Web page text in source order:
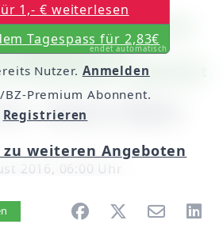
für den Sturz ist noch
Böblingen und
ein Busverkehr organisiert
– keine S-Bahn
2016, 06:00 Uhr
1,- € weiterlesen
Tagespass für 2,83€
endet automatisch
Nutzer. Anmelden
BZ-Premium Abonnent.
Registrieren
weiteren Angeboten